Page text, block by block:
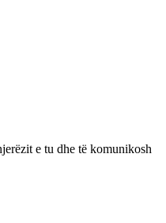
e tu dhe të komunikosh